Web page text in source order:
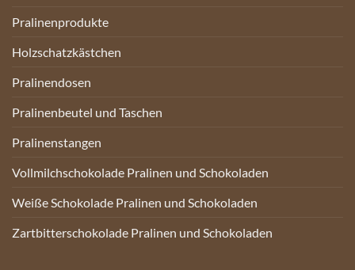
Pralinenprodukte
Holzschatzkästchen
Pralinendosen
Pralinenbeutel und Taschen
Pralinenstangen
Vollmilchschokolade Pralinen und Schokoladen
Weiße Schokolade Pralinen und Schokoladen
Zartbitterschokolade Pralinen und Schokoladen